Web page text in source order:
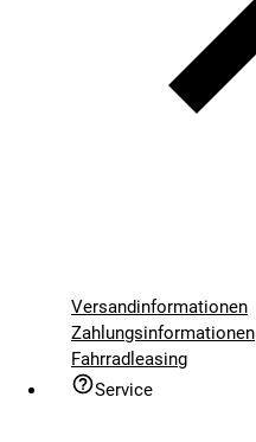
Versandinformationen
Zahlungsinformationen
Fahrradleasing
Service